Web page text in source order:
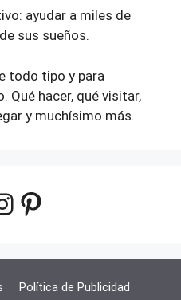
ayudar a miles de
sus sueños.
todo tipo y para
Qué hacer, qué visitar,
y muchísimo más.
Pinterest
Política de Publicidad